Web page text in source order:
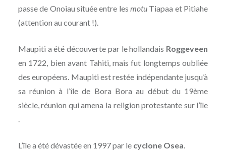
passe de Onoiau située entre lesmotu Tiapaa et Pitiahe
(attention au courant !).
Maupiti a été découverte par le hollandais Roggeveen
en 1722, bien avant Tahiti, mais fut longtemps oubliée
des européens. Maupiti est restée indépendante jusqu’à
sa réunion à l’île de Bora Bora au début du 19ème
siècle, réunion qui amena la religion protestante sur l’île
.
L’île a été dévastée en 1997 par le cyclone Osea.